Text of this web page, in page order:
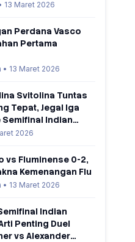
13 Maret 2026
Perdana Vasco
Pertama
• 13 Maret 2026
Svitolina Tuntas
Tepat, Jegal Iga
Semifinal Indian
2026
vs Fluminense 0-2,
Kemenangan Flu
• 13 Maret 2026
Indian
Penting Duel
vs Alexander